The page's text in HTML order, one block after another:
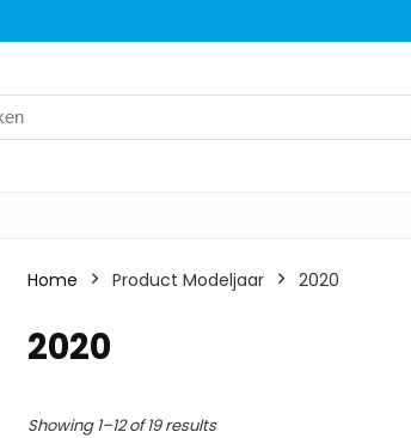
Home Product Modeljaar ‎2020
‎2020
Showing 1–12 of 19 results